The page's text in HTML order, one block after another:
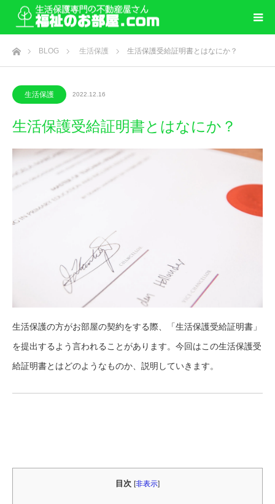
ホームBLOG 生活保護 生活保護受給証明書とはなにか？
生活保護 2022.12.16
生活保護受給証明書とはなにか？
生活保護の方がお部屋の契約をする際、「生活保護受給証明書」
を提出するよう言われることがあります。今回はこの生活保護受
給証明書とはどのようなものか、説明していきます。
目次 [非表示]